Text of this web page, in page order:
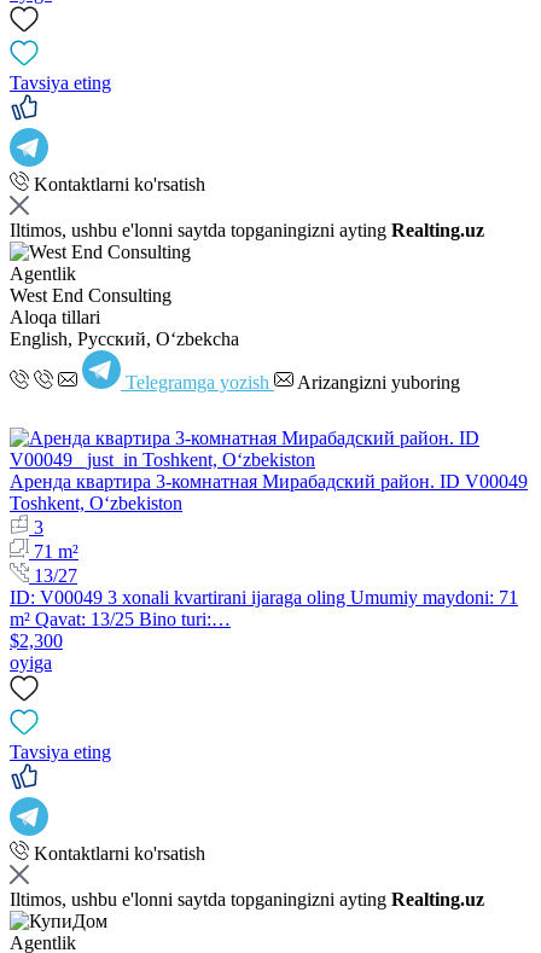
Tavsiya eting
Kontaktlarni ko'rsatish
Iltimos, ushbu e'lonni saytda topganingizni ayting Realting.uz
Agentlik
West End Consulting
Aloqa tillari
English, Русский, Oʻzbekcha
Telegramga yozish Arizangizni yuboring
Аренда квартира 3-комнатная Мирабадский район. ID V00049
Toshkent, Oʻzbekiston
3
71 m²
13/27
ID: V00049 3 xonali kvartirani ijaraga oling Umumiy maydoni: 71
m² Qavat: 13/25 Bino turi:…
$2,300
oyiga
Tavsiya eting
Kontaktlarni ko'rsatish
Iltimos, ushbu e'lonni saytda topganingizni ayting Realting.uz
Agentlik